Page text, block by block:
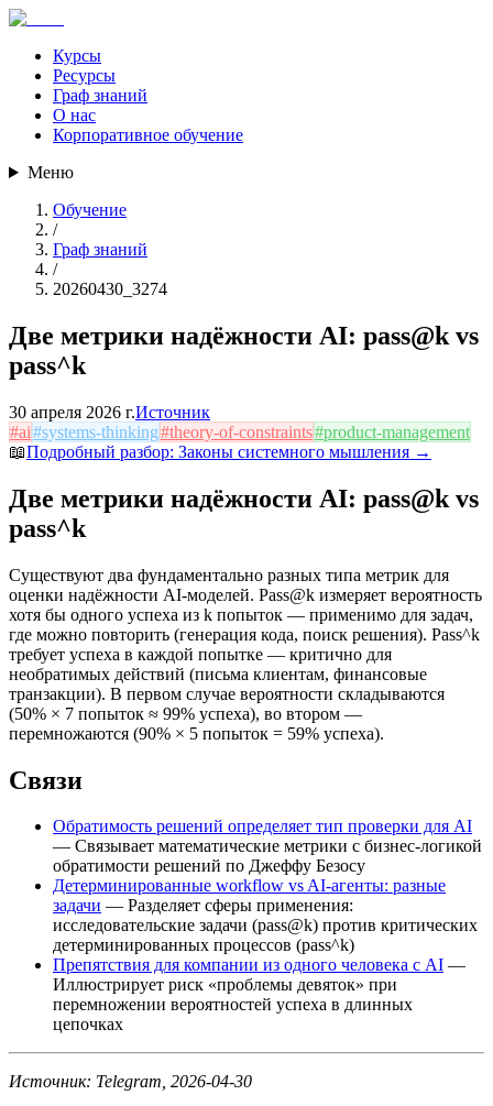
Курсы
Ресурсы
Граф знаний
О нас
Корпоративное обучение
Меню
Обучение
/
Граф знаний
/
20260430_3274
Две метрики надёжности AI: pass@k vs
pass^k
30 апреля 2026 г.Источник
#ai#systems-thinking#theory-of-constraints#product-management
📖Подробный разбор: Законы системного мышления →
Две метрики надёжности AI: pass@k vs
pass^k
Существуют два фундаментально разных типа метрик для
оценки надёжности AI-моделей. Pass@k измеряет вероятность
хотя бы одного успеха из k попыток — применимо для задач,
где можно повторить (генерация кода, поиск решения). Pass^k
требует успеха в каждой попытке — критично для
необратимых действий (письма клиентам, финансовые
транзакции). В первом случае вероятности складываются
(50% × 7 попыток ≈ 99% успеха), во втором —
перемножаются (90% × 5 попыток = 59% успеха).
Связи
Обратимость решений определяет тип проверки для AI
— Связывает математические метрики с бизнес-логикой
обратимости решений по Джеффу Безосу
Детерминированные workflow vs AI-агенты: разные
задачи — Разделяет сферы применения:
исследовательские задачи (pass@k) против критических
детерминированных процессов (pass^k)
Препятствия для компании из одного человека с AI —
Иллюстрирует риск «проблемы девяток» при
перемножении вероятностей успеха в длинных
цепочках
Источник: Telegram, 2026-04-30